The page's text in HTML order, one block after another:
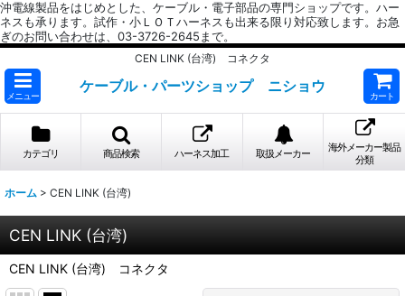
沖電線製品をはじめとした、ケーブル・電子部品の専門ショップです。ハー
ネスも承ります。試作・小ＬＯＴハーネスも出来る限り対応致します。お急
ぎのお問い合わせは、03-3726-2645まで。
CEN LINK (台湾) コネクタ
メニュー
ケーブル・パーツショップ ニショウ
カート
カテゴリ 商品検索 ハーネス加工 取扱メーカー
海外メーカー製品
分類
ホーム > CEN LINK (台湾)
CEN LINK (台湾)
CEN LINK (台湾) コネクタ